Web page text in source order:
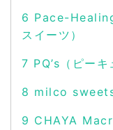
6 Pace-
スイーツ）
7 PQ’s（ピーキ
8 milco sweets
9 CHAYA